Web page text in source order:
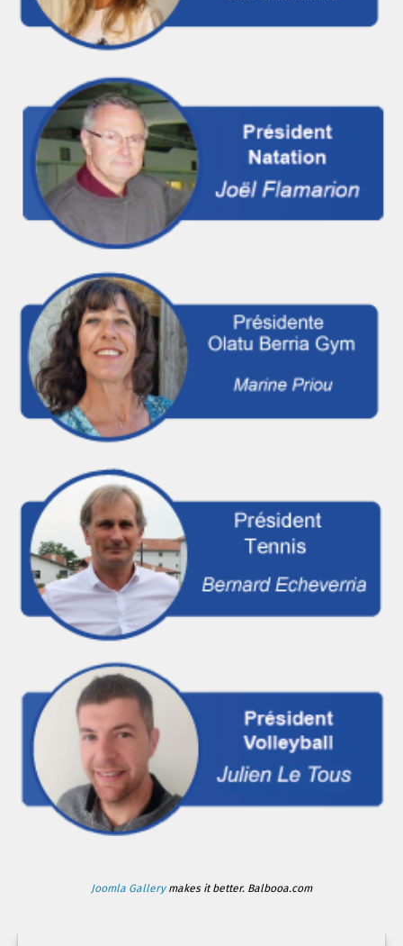
Joomla Gallerymakes it better. Balbooa.com